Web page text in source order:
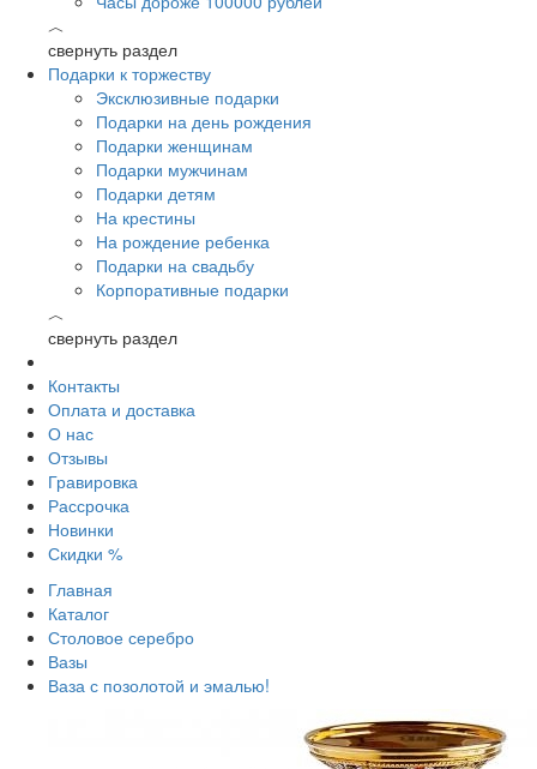
︿
свернуть раздел
Подарки к торжеству
Эксклюзивные подарки
Подарки на день рождения
Подарки женщинам
Подарки мужчинам
Подарки детям
На крестины
На рождение ребенка
Подарки на свадьбу
Корпоративные подарки
︿
свернуть раздел
Контакты
Оплата и доставка
О нас
Отзывы
Гравировка
Рассрочка
Новинки
Скидки %
Главная
Каталог
Столовое серебро
Вазы
Ваза с позолотой и эмалью!